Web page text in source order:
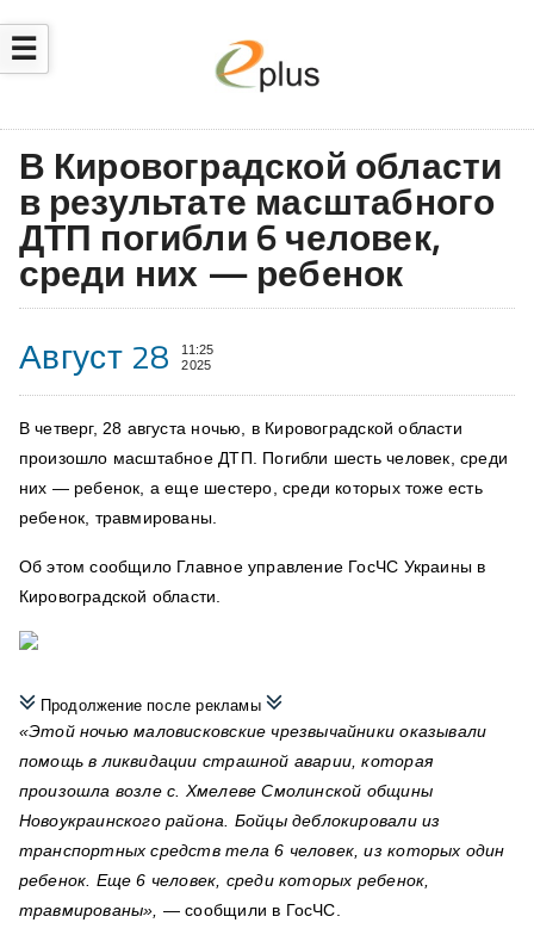
☰
В Кировоградской области
в результате масштабного
ДТП погибли 6 человек,
среди них — ребенок
Август 28
11:25
2025
В четверг, 28 августа ночью, в Кировоградской области
произошло масштабное ДТП. Погибли шесть человек, среди
них — ребенок, а еще шестеро, среди которых тоже есть
ребенок, травмированы.
Об этом сообщило Главное управление ГосЧС Украины в
Кировоградской области.
Продолжение после рекламы
«Этой ночью маловисковские чрезвычайники оказывали
помощь в ликвидации страшной аварии, которая
произошла возле с. Хмелеве Смолинской общины
Новоукраинского района. Бойцы деблокировали из
транспортных средств тела 6 человек, из которых один
ребенок. Еще 6 человек, среди которых ребенок,
травмированы», — сообщили в ГосЧС.